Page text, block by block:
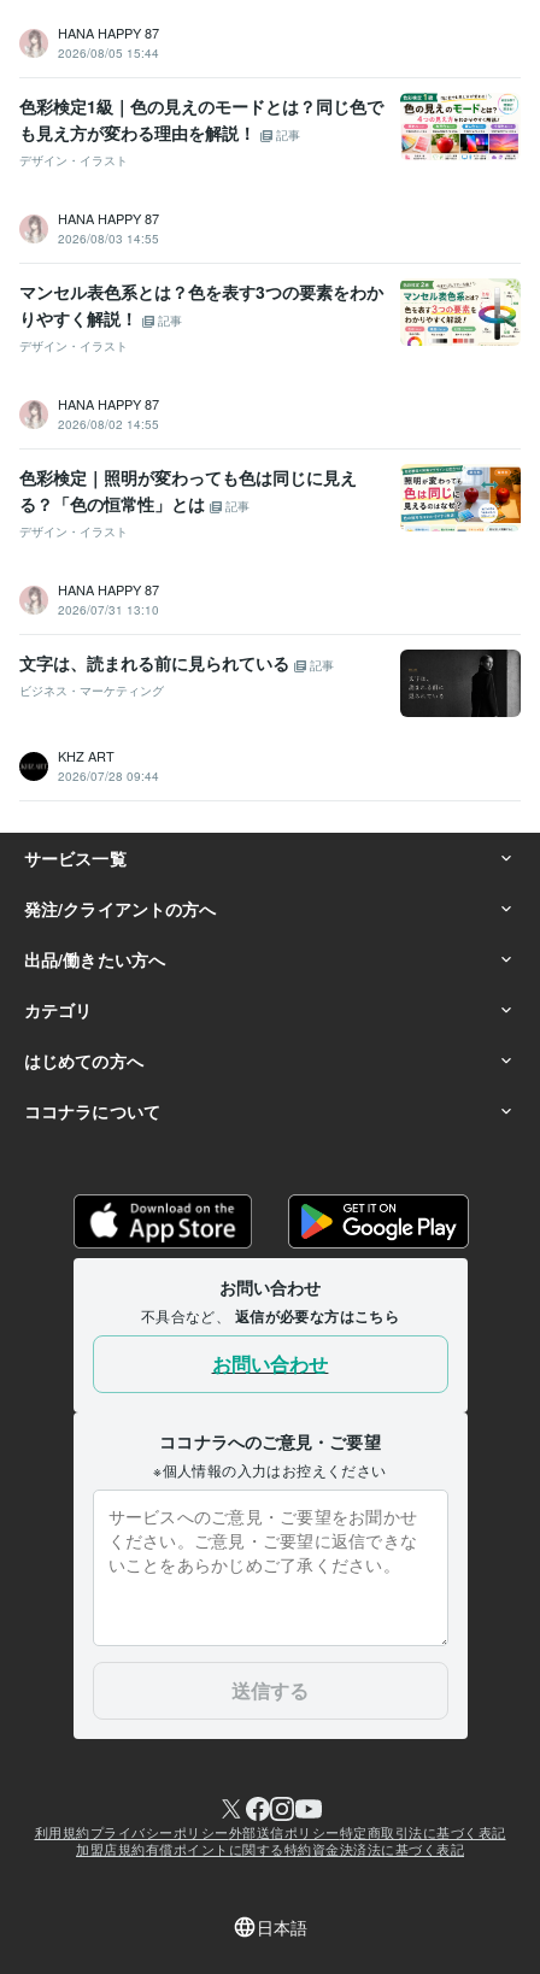
HANA HAPPY 87
2026/08/05 15:44
色彩検定1級｜色の見えのモードとは？同じ色で
も見え方が変わる理由を解説！
記事
デザイン・イラスト
HANA HAPPY 87
2026/08/03 14:55
マンセル表色系とは？色を表す3つの要素をわか
りやすく解説！
記事
デザイン・イラスト
HANA HAPPY 87
2026/08/02 14:55
色彩検定｜照明が変わっても色は同じに見え
る？「色の恒常性」とは
記事
デザイン・イラスト
HANA HAPPY 87
2026/07/31 13:10
文字は、読まれる前に見られている
記事
ビジネス・マーケティング
KHZ ART
2026/07/28 09:44